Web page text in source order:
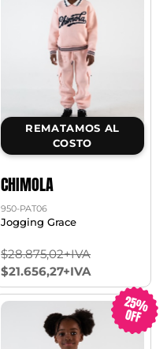
REMATAMOS AL
COSTO
CHIMOLA
950-PAT06
Jogging Grace
$28.875,02+IVA
$21.656,27+IVA
25%
OFF